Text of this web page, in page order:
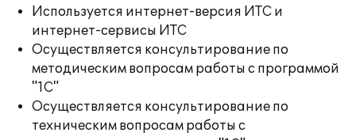
Используется интернет-версия ИТС и
интернет-сервисы ИТС
Осуществляется консультирование по
методическим вопросам работы с программой
"1С"
Осуществляется консультирование по
техническим вопросам работы с